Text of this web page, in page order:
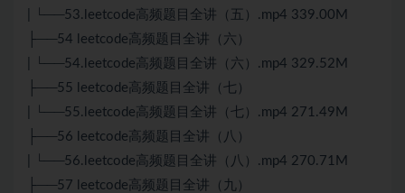
| └──53.leetcode高频题目全讲（五）.mp4 339.00M
├──54 leetcode高频题目全讲（六）
| └──54.leetcode高频题目全讲（六）.mp4 329.52M
├──55 leetcode高频题目全讲（七）
| └──55.leetcode高频题目全讲（七）.mp4 271.49M
├──56 leetcode高频题目全讲（八）
| └──56.leetcode高频题目全讲（八）.mp4 270.71M
├──57 leetcode高频题目全讲（九）